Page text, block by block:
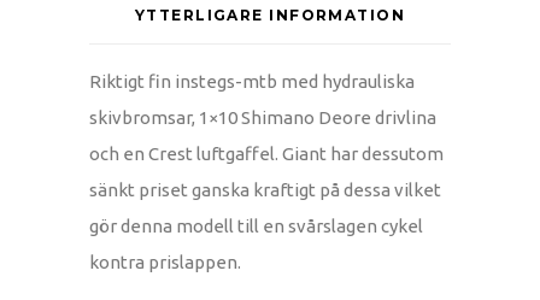
YTTERLIGARE INFORMATION
Riktigt fin instegs-mtb med hydrauliska
skivbromsar, 1×10 Shimano Deore drivlina
och en Crest luftgaffel. Giant har dessutom
sänkt priset ganska kraftigt på dessa vilket
gör denna modell till en svårslagen cykel
kontra prislappen.